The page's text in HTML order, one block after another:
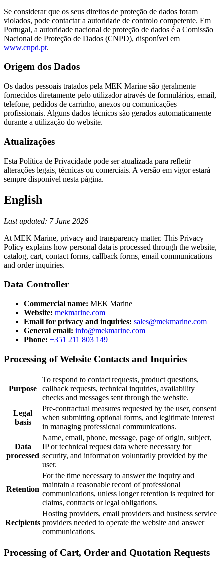
Se considerar que os seus direitos de proteção de dados foram
violados, pode contactar a autoridade de controlo competente. Em
Portugal, a autoridade nacional de proteção de dados é a Comissão
Nacional de Proteção de Dados (CNPD), disponível em
www.cnpd.pt.
Origem dos Dados
Os dados pessoais tratados pela MEK Marine são geralmente
fornecidos diretamente pelo utilizador através de formulários, email,
telefone, pedidos de carrinho, anexos ou comunicações
profissionais. Alguns dados técnicos são gerados automaticamente
durante a utilização do website.
Atualizações
Esta Política de Privacidade pode ser atualizada para refletir
alterações legais, técnicas ou comerciais. A versão em vigor estará
sempre disponível nesta página.
English
Last updated: 7 June 2026
At MEK Marine, privacy and transparency matter. This Privacy
Policy explains how personal data is processed through the website,
catalog, cart, contact forms, callback forms, email communications
and order inquiries.
Data Controller
Commercial name: MEK Marine
Website: mekmarine.com
Email for privacy and inquiries: sales@mekmarine.com
General email: info@mekmarine.com
Phone: +351 211 803 149
Processing of Website Contacts and Inquiries
Purpose
To respond to contact requests, product questions,
callback requests, technical inquiries, availability
checks and messages sent through the website.
Legal
basis
Pre-contractual measures requested by the user, consent
when submitting optional forms, and legitimate interest
in managing professional communications.
Data
processed
Name, email, phone, message, page of origin, subject,
IP or technical request data where necessary for
security, and information voluntarily provided by the
user.
Retention
For the time necessary to answer the inquiry and
maintain a reasonable record of professional
communications, unless longer retention is required for
claims, contracts or legal obligations.
Recipients
Hosting providers, email providers and business service
providers needed to operate the website and answer
communications.
Processing of Cart, Order and Quotation Requests